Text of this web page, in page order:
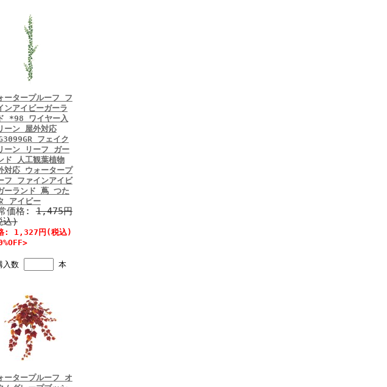
ータープルーフ フ
ンアイビーガーラ
*98 ワイヤー入
ーン 屋外対応
フェイク
ーン リーフ ガー
ド 人工観葉植物
対応 ウォータープ
フ ファインアイビ
ーランド 蔦 つた
アイビー
価格:1,475円
込)
: 1,327円(税込)
入数 本
ータープルーフ オ